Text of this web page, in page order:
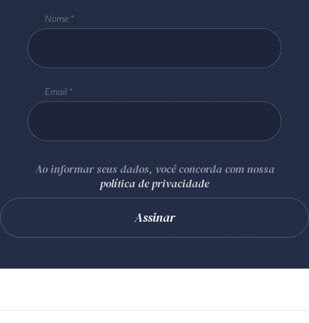
Nome
Email
Ao informar seus dados, você concorda com nossa
política de privacidade